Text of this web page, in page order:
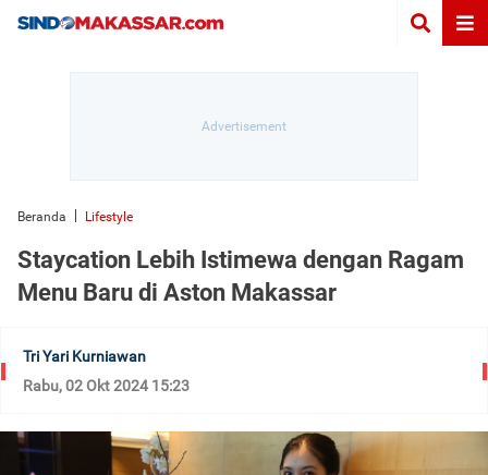
Beranda Lifestyle
Staycation Lebih Istimewa dengan Ragam
Menu Baru di Aston Makassar
Tri Yari Kurniawan
Rabu, 02 Okt 2024 15:23